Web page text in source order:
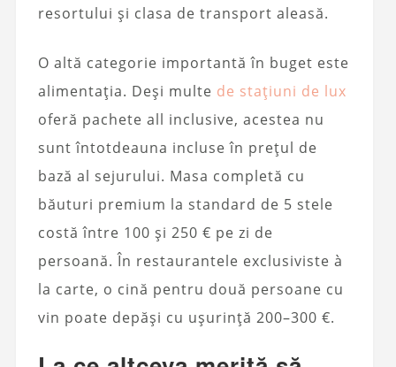
resortului și clasa de transport aleasă.
O altă categorie importantă în buget este
alimentația. Deși multe de stațiuni de lux
oferă pachete all inclusive, acestea nu
sunt întotdeauna incluse în prețul de
bază al sejurului. Masa completă cu
băuturi premium la standard de 5 stele
costă între 100 și 250 € pe zi de
persoană. În restaurantele exclusiviste à
la carte, o cină pentru două persoane cu
vin poate depăși cu ușurință 200–300 €.